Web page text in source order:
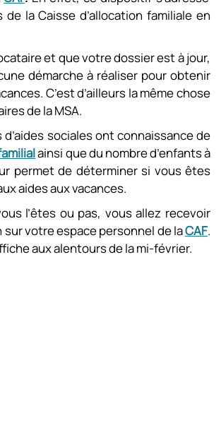
de la Caisse d’allocation familiale en
et que votre dossier est à jour,
démarche à réaliser pour obtenir
C’est d’ailleurs la même chose
de la MSA.
d’aides sociales ont connaissance de
ainsi que du nombre d’enfants à
permet de déterminer si vous êtes
aides aux vacances.
l’êtes ou pas, vous allez recevoir
votre espace personnel de laCAF.
aux alentours de la mi-février.